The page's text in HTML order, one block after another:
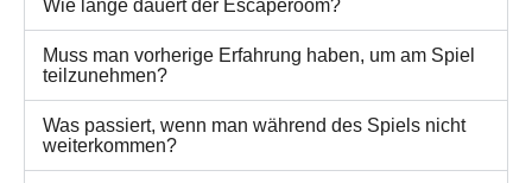
Wie lange dauert der Escaperoom?
Muss man vorherige Erfahrung haben, um am Spiel
teilzunehmen?
Was passiert, wenn man während des Spiels nicht
weiterkommen?